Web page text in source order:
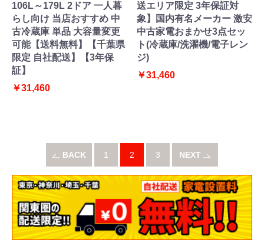
106L～179L 2ドア 一人暮
らし向け 当店おすすめ 中
古冷蔵庫 単品 大容量変更
可能【送料無料】【千葉県
限定 自社配送】【3年保
証】
￥31,460
送エリア限定 3年保証対
象】国内有名メーカー 激安
中古家電おまかせ3点セッ
ト(冷蔵庫/洗濯機/電子レン
ジ)
￥31,460
BACK 1 2 3 NEXT